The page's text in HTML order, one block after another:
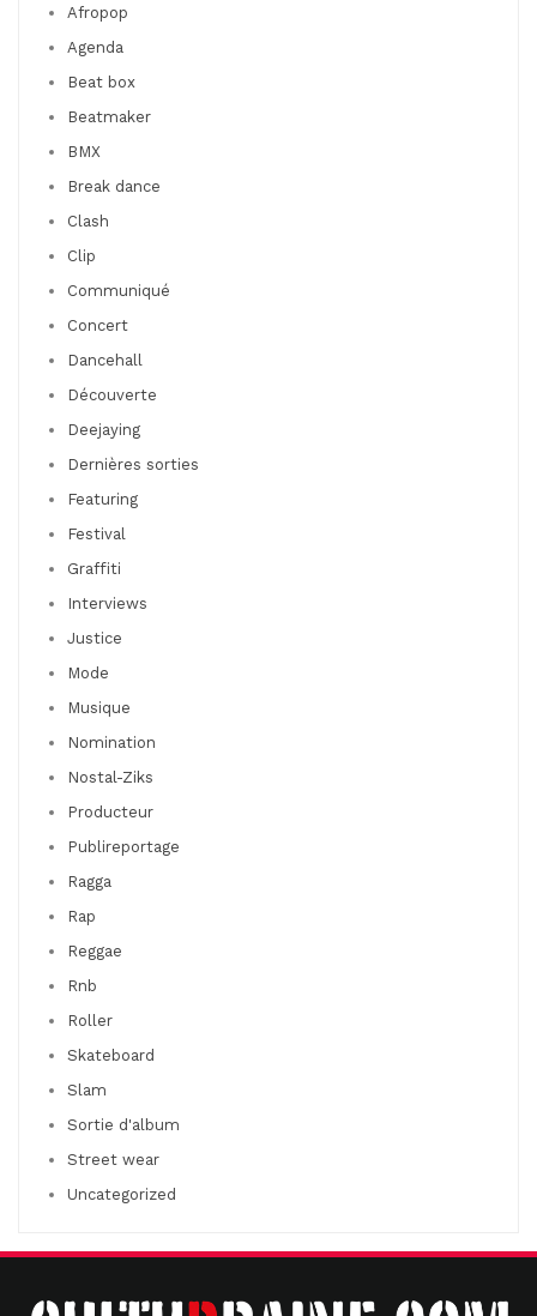
Afropop
Agenda
Beat box
Beatmaker
BMX
Break dance
Clash
Clip
Communiqué
Concert
Dancehall
Découverte
Deejaying
Dernières sorties
Featuring
Festival
Graffiti
Interviews
Justice
Mode
Musique
Nomination
Nostal-Ziks
Producteur
Publireportage
Ragga
Rap
Reggae
Rnb
Roller
Skateboard
Slam
Sortie d'album
Street wear
Uncategorized